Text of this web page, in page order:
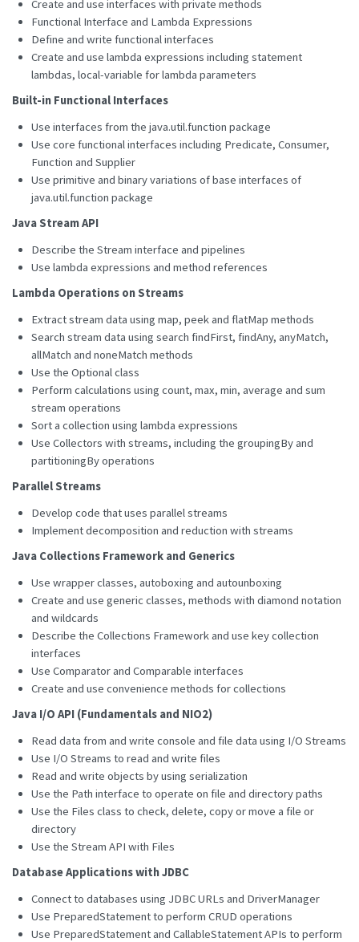
Create and use interfaces with private methods
Functional Interface and Lambda Expressions
Define and write functional interfaces
Create and use lambda expressions including statement
lambdas, local-variable for lambda parameters
Built-in Functional Interfaces
Use interfaces from the java.util.function package
Use core functional interfaces including Predicate, Consumer,
Function and Supplier
Use primitive and binary variations of base interfaces of
java.util.function package
Java Stream API
Describe the Stream interface and pipelines
Use lambda expressions and method references
Lambda Operations on Streams
Extract stream data using map, peek and flatMap methods
Search stream data using search findFirst, findAny, anyMatch,
allMatch and noneMatch methods
Use the Optional class
Perform calculations using count, max, min, average and sum
stream operations
Sort a collection using lambda expressions
Use Collectors with streams, including the groupingBy and
partitioningBy operations
Parallel Streams
Develop code that uses parallel streams
Implement decomposition and reduction with streams
Java Collections Framework and Generics
Use wrapper classes, autoboxing and autounboxing
Create and use generic classes, methods with diamond notation
and wildcards
Describe the Collections Framework and use key collection
interfaces
Use Comparator and Comparable interfaces
Create and use convenience methods for collections
Java I/O API (Fundamentals and NIO2)
Read data from and write console and file data using I/O Streams
Use I/O Streams to read and write files
Read and write objects by using serialization
Use the Path interface to operate on file and directory paths
Use the Files class to check, delete, copy or move a file or
directory
Use the Stream API with Files
Database Applications with JDBC
Connect to databases using JDBC URLs and DriverManager
Use PreparedStatement to perform CRUD operations
Use PreparedStatement and CallableStatement APIs to perform